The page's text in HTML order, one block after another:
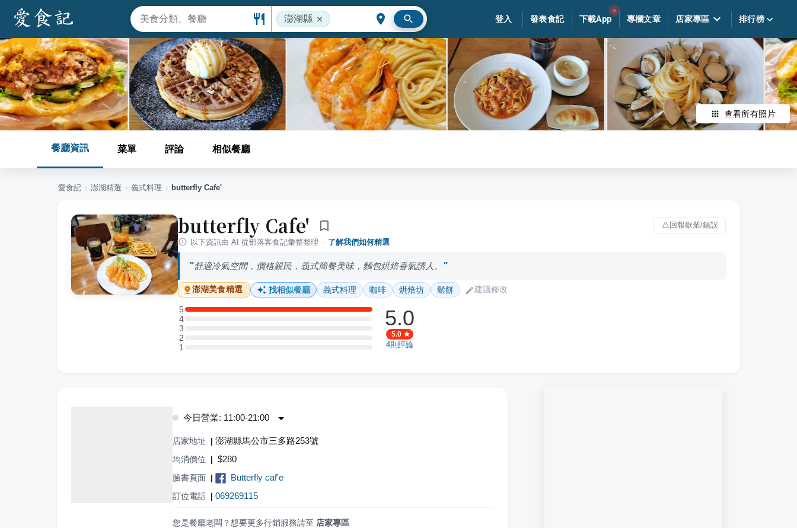
澎湖縣 登入 發表食記 下載App 專欄文章 店家專區 排行榜
查看所有照片
餐廳資訊 菜單 評論 相似餐廳
愛食記 › 澎湖精選 › 義式料理 › butterfly Cafe'
butterfly Cafe'
回報歇業/錯誤
以下資訊由 AI 從部落客食記彙整整理 · 了解我們如何精選
舒適冷氣空間，價格親民，義式簡餐美味，麵包烘焙香氣誘人。
澎湖美食精選 找相似餐廳 義式料理 咖啡 烘焙坊 鬆餅 建議修改
5
5 星：3 則評論
4
4 星：0 則評論
3
3 星：0 則評論
2
2 星：0 則評論
11 星：0 則評論
5.0
5.0
4則評論
今日營業: 11:00-21:00
店家地址 | 澎湖縣馬公市三多路253號
均消價位 | $280
臉書頁面 | Butterfly caf'e
訂位電話 | 069269115
您是餐廳老闆？想要更多行銷服務請至 店家專區